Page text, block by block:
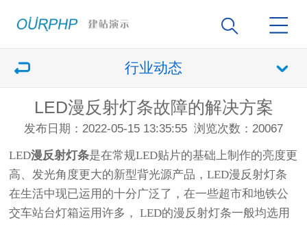
行业动态
LED漫反射灯条故障的解决方案
发布日期：2022-05-15 13:35:55 浏览次数：20067
LED漫反射灯条是在常规LED贴片的基础上制作的亮度更
高、发光角度更大的新型背光源产品，LED漫反射灯条
在生活中现已运用的十分广泛了，在一些超市和地铁公
交车站台灯箱运用许多， LED的漫反射灯条一般均选用